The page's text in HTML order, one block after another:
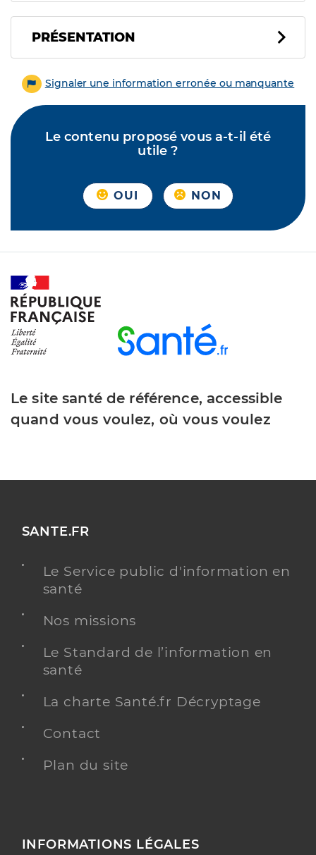
PRÉSENTATION
Signaler une information erronée ou manquante
Le contenu proposé vous a-t-il été
utile ?
OUI NON
Le site santé de référence, accessible
quand vous voulez, où vous voulez
SANTE.FR
Le Service public d'information en
santé
Nos missions
Le Standard de l’information en
santé
La charte Santé.fr Décryptage
Contact
Plan du site
INFORMATIONS LÉGALES